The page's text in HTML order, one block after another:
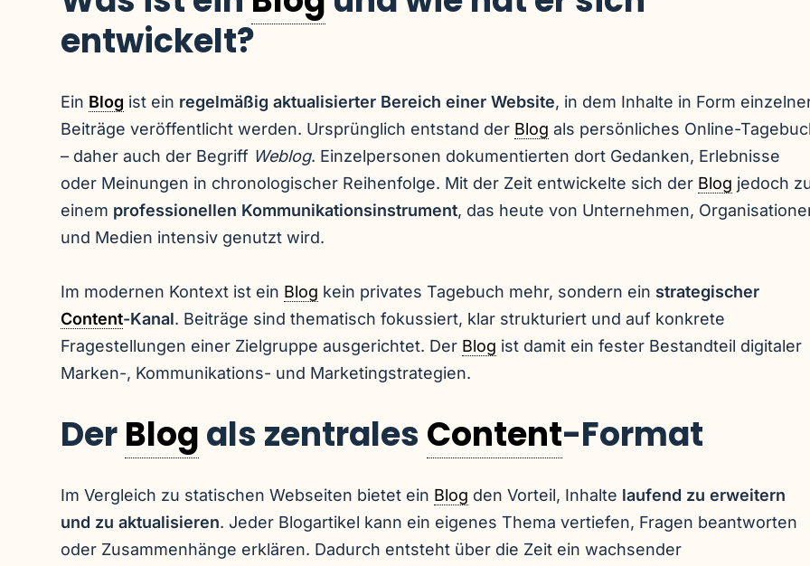
entwickelt?
Ein Blog ist ein regelmäßig aktualisierter Bereich einer Website, in dem Inhalte in Form
Beiträge veröffentlicht werden. Ursprünglich entstand der Blog als persönliches Online-
– daher auch der Begriff Weblog. Einzelpersonen dokumentierten dort Gedanken, Erlebnisse
oder Meinungen in chronologischer Reihenfolge. Mit der Zeit entwickelte sich der Blog jedoch
einem professionellen Kommunikationsinstrument, das heute von Unternehmen,
und Medien intensiv genutzt wird.
Im modernen Kontext ist ein Blog kein privates Tagebuch mehr, sondern ein strategischer
Content-Kanal. Beiträge sind thematisch fokussiert, klar strukturiert und auf konkrete
Fragestellungen einer Zielgruppe ausgerichtet. Der Blog ist damit ein fester Bestandteil digitaler
Marken-, Kommunikations- und Marketingstrategien.
DerBlogals zentrales Content-Format
Im Vergleich zu statischen Webseiten bietet ein Blog den Vorteil, Inhalte laufend zu erweitern
und zu aktualisieren. Jeder Blogartikel kann ein eigenes Thema vertiefen, Fragen beantworten
oder Zusammenhänge erklären. Dadurch entsteht über die Zeit ein wachsender